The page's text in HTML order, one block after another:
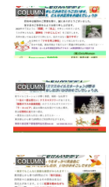
COLUMN
COLUMN
COLUMN